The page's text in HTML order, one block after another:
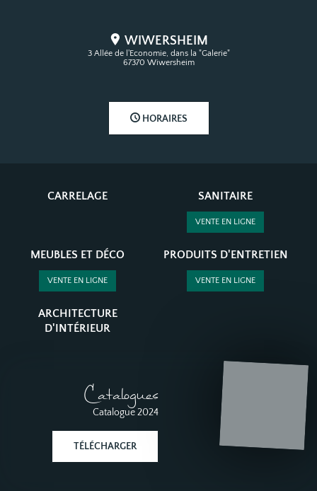
WIWERSHEIM
3 Allée de l'Economie, dans la "Galerie"
67370 Wiwersheim
HORAIRES
CARRELAGE SANITAIRE
VENTE EN LIGNE
MEUBLES ET DÉCO
VENTE EN LIGNE
PRODUITS D'ENTRETIEN
VENTE EN LIGNE
ARCHITECTURE
D'INTÉRIEUR
Catalogues
Catalogue 2024
TÉLÉCHARGER